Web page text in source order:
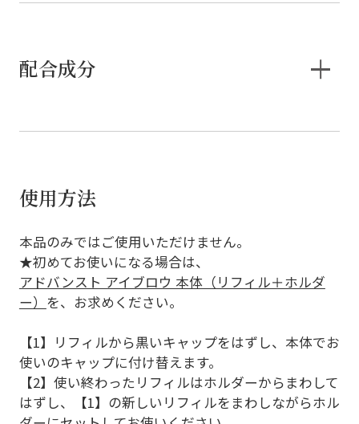
配合成分
使用方法
本品のみではご使用いただけません。
★初めてお使いになる場合は、
アドバンスト アイブロウ 本体（リフィル＋ホルダ
ー） を、お求めください。
【1】リフィルから黒いキャップをはずし、本体でお
使いのキャップに付け替えます。
【2】使い終わったリフィルはホルダーからまわして
はずし、【1】の新しいリフィルをまわしながらホル